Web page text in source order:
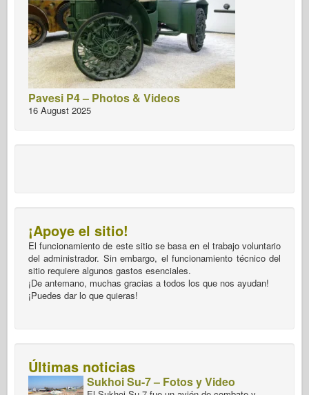
Pavesi P4 – Photos & Videos
16 August 2025
¡Apoye el sitio!
El funcionamiento de este sitio se basa en el trabajo voluntario
del administrador. Sin embargo, el funcionamiento técnico del
sitio requiere algunos gastos esenciales.
¡De antemano, muchas gracias a todos los que nos ayudan!
¡Puedes dar lo que quieras!
Últimas noticias
Sukhoi Su-7 – Fotos y Video